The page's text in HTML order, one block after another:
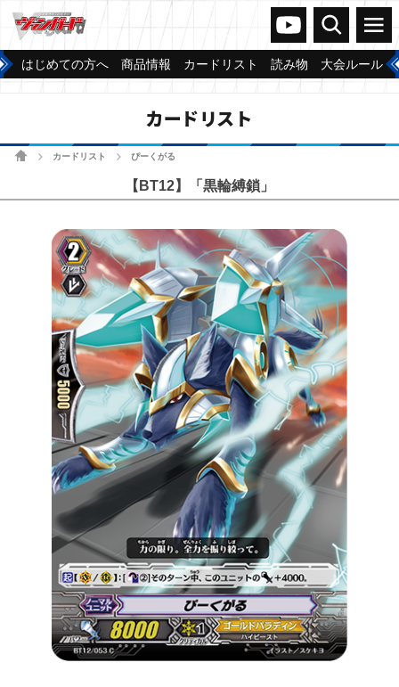
ヴァンガードch
検索 メニュー
はじめての方へ 商品情報 カードリスト 読み物 大会ルール
カードリスト
ホームカードリスト ぴーくがる
【BT12】「黒輪縛鎖」